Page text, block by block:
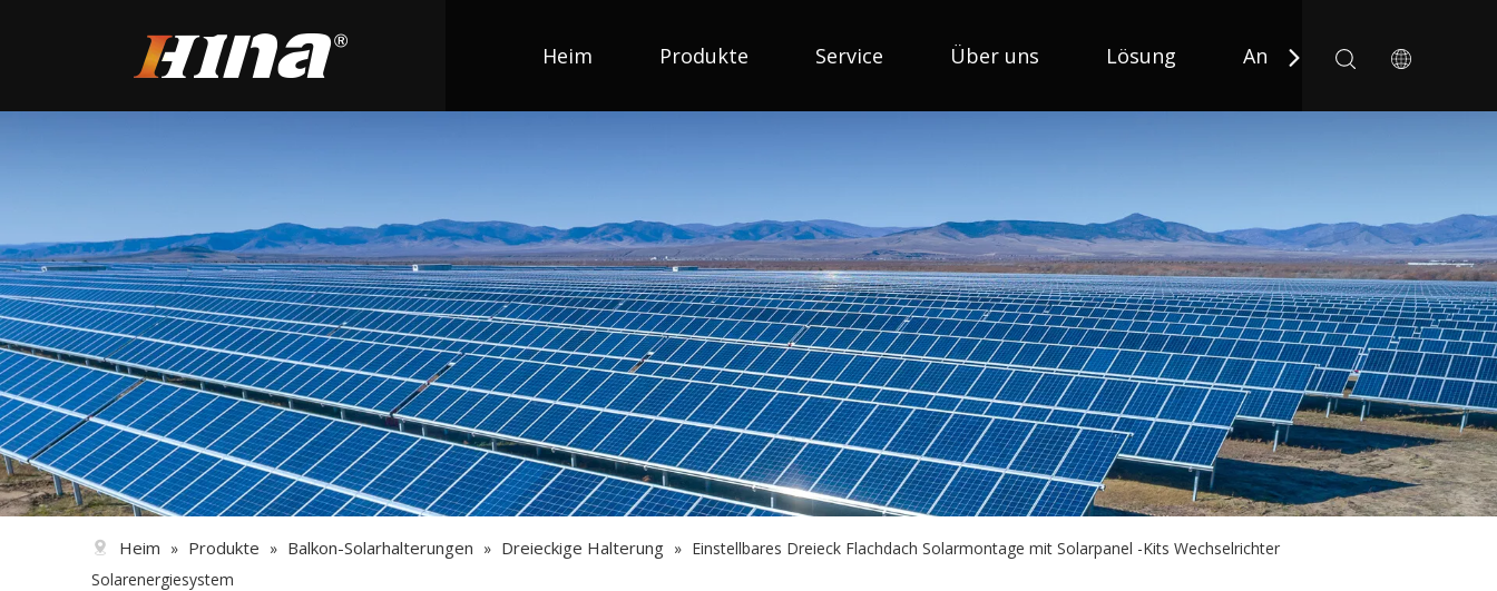
Heim Produkte Service Über uns Lösung Anwendung
Heim » Produkte » Balkon-Solarhalterungen » Dreieckige Halterung » Einstellbares Dreieck Flachdach Solarmontage mit Solarpanel -Kits Wechselrichter
Solarenergiesystem